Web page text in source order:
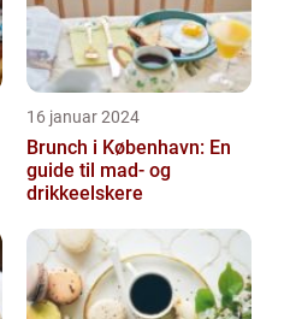
16 januar 2024
Brunch i København: En
guide til mad- og
drikkeelskere